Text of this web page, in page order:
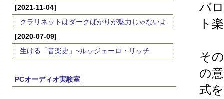
[2021-11-04]
クラリネットはダークばかりが魅力じゃないよ
[2020-07-09]
生ける「音楽史」~ルッジェーロ・リッチ
PCオーディオ実験室
バ
ト
そ
の
式